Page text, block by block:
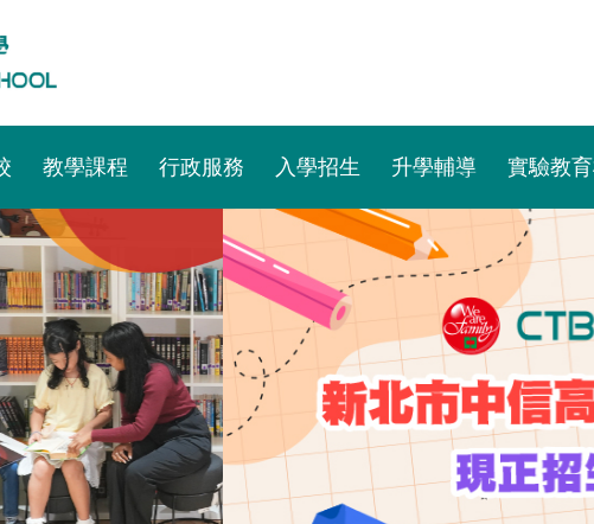
教學課程 行政服務 入學招生 升學輔導 實驗教